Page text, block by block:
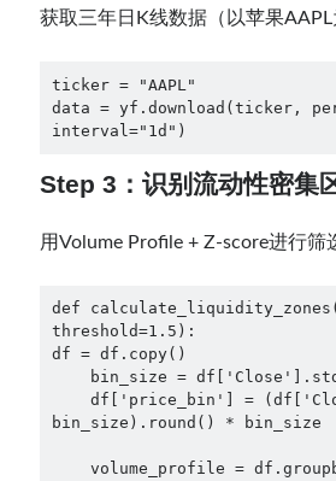
获取三年日K线数据（以苹果AAPL
ticker = "AAPL"
data = yf.download(ticker,
interval="1d")
Step 3：识别流动性密集
用Volume Profile + Z-score进行筛
def
threshold=1.5):
df = df.copy()
bin_size).round() * bin_size